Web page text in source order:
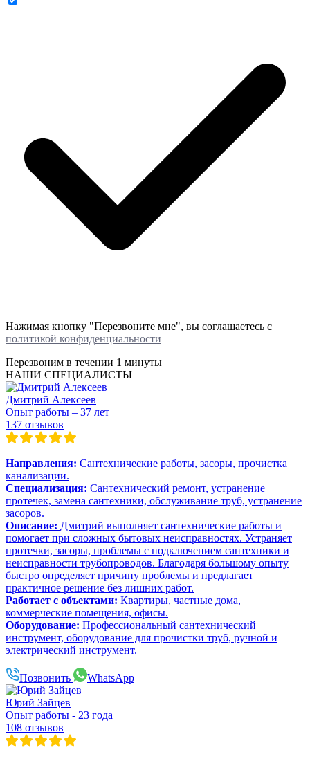
Нажимая кнопку "Перезвоните мне", вы соглашаетесь с
политикой конфиденциальности
Перезвоним в течении 1 минуты
НАШИ СПЕЦИАЛИСТЫ
Дмитрий Алексеев
Опыт работы – 37 лет
137 отзывов
Направления: Сантехнические работы, засоры, прочистка
канализации.
Специализация: Сантехнический ремонт, устранение
протечек, замена сантехники, обслуживание труб, устранение
засоров.
Описание: Дмитрий выполняет сантехнические работы и
помогает при сложных бытовых неисправностях. Устраняет
протечки, засоры, проблемы с подключением сантехники и
неисправности трубопроводов. Благодаря большому опыту
быстро определяет причину проблемы и предлагает
практичное решение без лишних работ.
Работает с объектами: Квартиры, частные дома,
коммерческие помещения, офисы.
Оборудование: Профессиональный сантехнический
инструмент, оборудование для прочистки труб, ручной и
электрический инструмент.
Позвонить WhatsApp
Юрий Зайцев
Опыт работы - 23 года
108 отзывов